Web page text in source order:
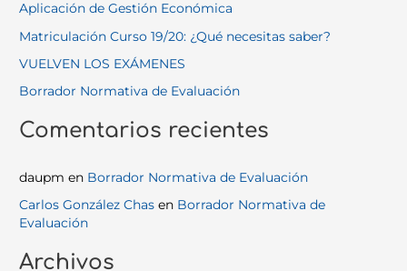
r
p
o
r
Aplicación de Gestión Económica
Matriculación Curso 19/20: ¿Qué necesitas saber?
VUELVEN LOS EXÁMENES
Borrador Normativa de Evaluación
Comentarios recientes
daupm en Borrador Normativa de Evaluación
Carlos González Chas en Borrador Normativa de
Evaluación
Archivos